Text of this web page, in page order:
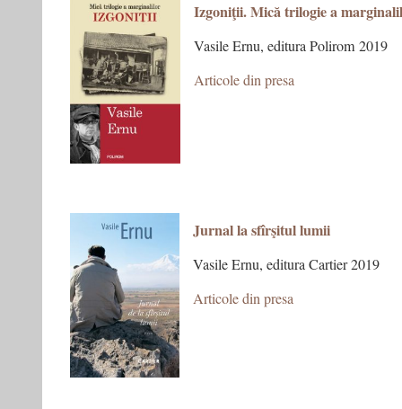
Izgoniţii. Mică trilogie a
Vasile Ernu, editura Polirom 2019
Articole din presa
Jurnal la sfîrşitul lumii
Vasile Ernu, editura Cartier 2019
Articole din presa